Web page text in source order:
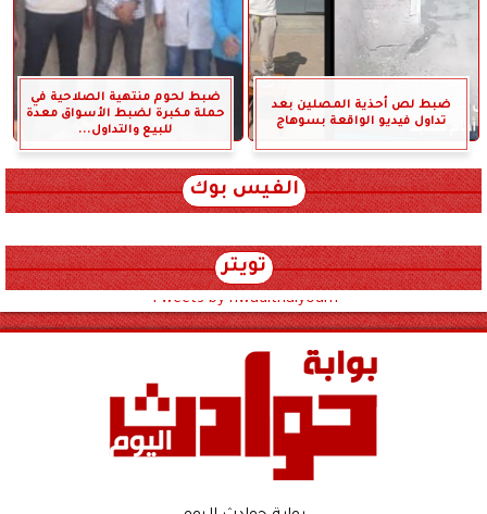
ضبط لص أحذية المصلين بعد
تداول فيديو الواقعة بسوهاج
ضبط لحوم منتهية الصلاحية في
حملة مكبرة لضبط الأسواق معدة
للبيع والتداول...
الفيس بوك
تويتر
Tweets by hwadithalyoum